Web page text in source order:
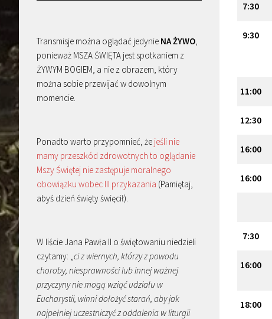
7:30
9:30
11:00
12:30
16:00
16:00
7:30
16:00
18:00
Transmisje można oglądać jedynie NA ŻYWO,
ponieważ MSZA ŚWIĘTA jest spotkaniem z
ŻYWYM BOGIEM, a nie z obrazem, który
można sobie przewijać w dowolnym
momencie.
Ponadto warto przypomnieć, że jeśli nie
mamy przeszkód zdrowotnych to oglądanie
Mszy Świętej nie zastępuje moralnego
obowiązku wobec III przykazania (Pamiętaj,
abyś dzień święty święcił).
W liście Jana Pawła II o świętowaniu niedzieli
czytamy: „ci z wiernych, którzy z powodu
choroby, niesprawności lub innej ważnej
przyczyny nie mogą wziąć udziału w
Eucharystii, winni dołożyć starań, aby jak
najpełniej uczestniczyć z oddalenia w liturgii